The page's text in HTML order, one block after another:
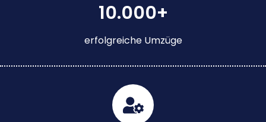
10.000+
erfolgreiche Umzüge